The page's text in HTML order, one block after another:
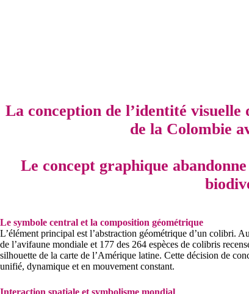
La conception de l’identité
de la Colombie
Le concept graphique
Le symbole central et la composition géométrique
L’élément principal est l’abstraction géométrique d’un colibri.
de l’avifaune mondiale et 177 des 264 espèces de colibris
silhouette de la carte de l’Amérique latine. Cette décision de
unifié, dynamique et en mouvement constant.